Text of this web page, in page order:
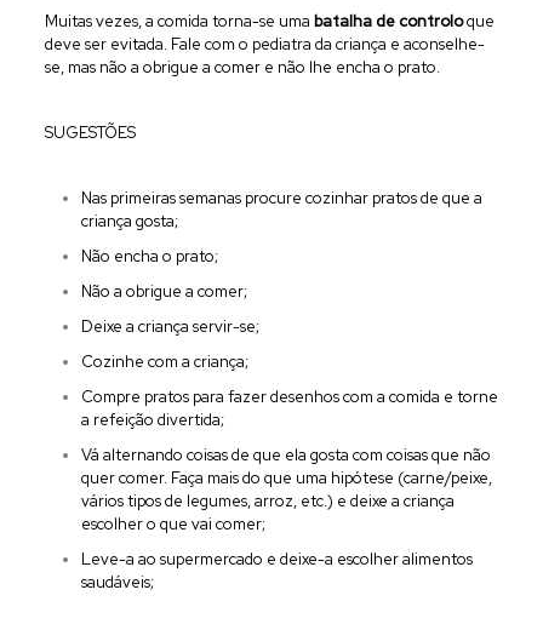
Muitas vezes, a comida torna-se uma batalha de controloque
deve ser evitada. Fale com o pediatra da criança e aconselhe-
se, mas não a obrigue a comer e não lhe encha o prato.
SUGESTÕES
Nas primeiras semanas procure cozinhar pratos de que a
criança gosta;
Não encha o prato;
Não a obrigue a comer;
Deixe a criança servir-se;
Cozinhe com a criança;
Compre pratos para fazer desenhos com a comida e torne
a refeição divertida;
Vá alternando coisas de que ela gosta com coisas que não
quer comer. Faça mais do que uma hipótese (carne/peixe,
vários tipos de legumes, arroz, etc.) e deixe a criança
escolher o que vai comer;
Leve-a ao supermercado e deixe-a escolher alimentos
saudáveis;